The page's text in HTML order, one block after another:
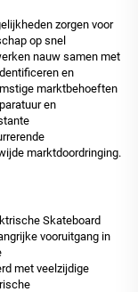
zorgen voor
op snel
nauw samen met
en
marktbehoeften
en
marktdoordringing.
Skateboard
vooruitgang in
met veelzijdige